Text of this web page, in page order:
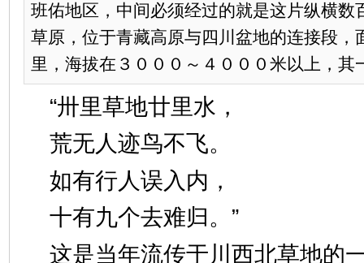
班佑地区，中间必须经过的就是这片纵横数
草原，位于青藏高原与四川盆地的连接段，
里，海拔在３０００～４０００米以上，其
“卅里草地廿里水，
荒无人迹鸟不飞。
如有行人误入内，
十有九个去难归。”
这是当年流传于川西北草地的